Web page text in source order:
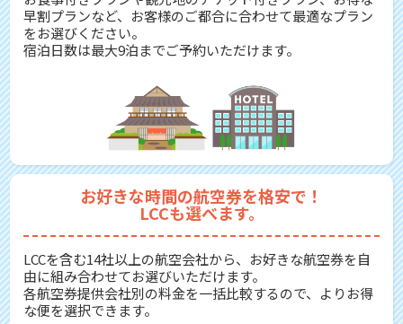
早割プランなど、お客様のご都合に合わせて最適なプラン
をお選びください。
宿泊日数は最大9泊までご予約いただけます。
お好きな時間の航空券を格安で！
LCCも選べます。
LCCを含む14社以上の航空会社から、お好きな航空券を自
由に組み合わせてお選びいただけます。
各航空券提供会社別の料金を一括比較するので、よりお得
な便を選択できます。